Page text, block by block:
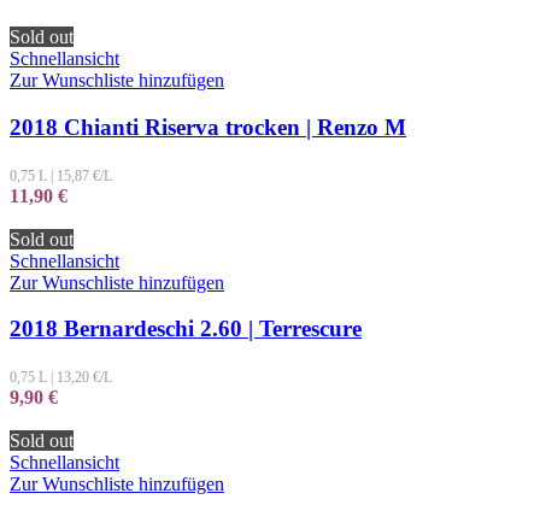
Sold out
Schnellansicht
Zur Wunschliste hinzufügen
2018 Chianti Riserva trocken | Renzo M
0,75 L | 15,87 €/L
11,90 €
Sold out
Schnellansicht
Zur Wunschliste hinzufügen
2018 Bernardeschi 2.60 | Terrescure
0,75 L 13,20 €/L
9,90 €
Sold out
Schnellansicht
Zur Wunschliste hinzufügen